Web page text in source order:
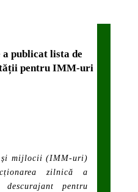
publicat lista de
pentru IMM-uri
și mijlocii (IMM-uri)
zilnică a
pentru